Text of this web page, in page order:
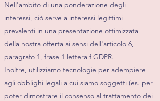
Nell'ambito di una ponderazione degli
interessi, ciò serve a interessi legittimi
prevalenti in una presentazione ottimizzata
della nostra offerta ai sensi dell'articolo 6,
paragrafo 1, frase 1 lettera f GDPR.
Inoltre, utilizziamo tecnologie per adempiere
agli obblighi legali a cui siamo soggetti (es. per
poter dimostrare il consenso al trattamento dei